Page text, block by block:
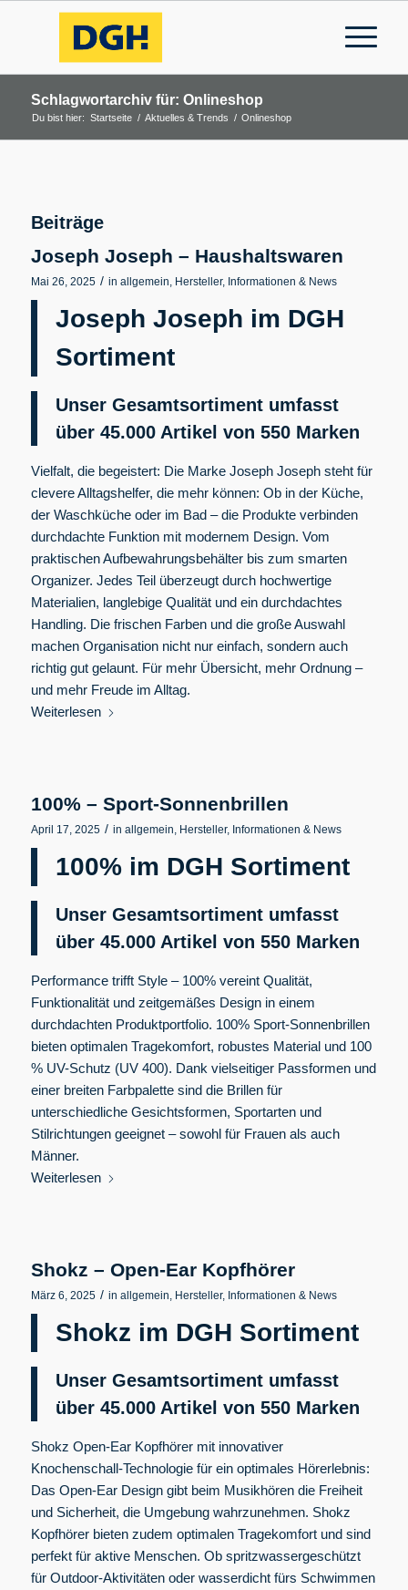
Schlagwortarchiv für: Onlineshop
Du bist hier: Startseite / Aktuelles & Trends / Onlineshop
Beiträge
Joseph Joseph – Haushaltswaren
Mai 26, 2025 / in allgemein, Hersteller, Informationen & News
Joseph Joseph im DGH
Sortiment
Unser Gesamtsortiment umfasst
über 45.000 Artikel von 550 Marken
Vielfalt, die begeistert: Die Marke Joseph Joseph steht für
clevere Alltagshelfer, die mehr können: Ob in der Küche,
der Waschküche oder im Bad – die Produkte verbinden
durchdachte Funktion mit modernem Design. Vom
praktischen Aufbewahrungsbehälter bis zum smarten
Organizer. Jedes Teil überzeugt durch hochwertige
Materialien, langlebige Qualität und ein durchdachtes
Handling. Die frischen Farben und die große Auswahl
machen Organisation nicht nur einfach, sondern auch
richtig gut gelaunt. Für mehr Übersicht, mehr Ordnung –
und mehr Freude im Alltag.
Weiterlesen
100% – Sport-Sonnenbrillen
April 17, 2025 / in allgemein Hersteller, Informationen & News
100% im DGH Sortiment
Unser Gesamtsortiment umfasst
über 45.000 Artikel von 550 Marken
Performance trifft Style – 100% vereint Qualität,
Funktionalität und zeitgemäßes Design in einem
durchdachten Produktportfolio. 100% Sport-Sonnenbrillen
bieten optimalen Tragekomfort, robustes Material und 100
% UV-Schutz (UV 400). Dank vielseitiger Passformen und
einer breiten Farbpalette sind die Brillen für
unterschiedliche Gesichtsformen, Sportarten und
Stilrichtungen geeignet – sowohl für Frauen als auch
Männer.
Weiterlesen
Shokz – Open-Ear Kopfhörer
März 6, 2025 / in allgemein Hersteller, Informationen & News
Shokz im DGH Sortiment
Unser Gesamtsortiment umfasst
über 45.000 Artikel von 550 Marken
Shokz Open-Ear Kopfhörer mit innovativer
Knochenschall-Technologie für ein optimales Hörerlebnis:
Das Open-Ear Design gibt beim Musikhören die Freiheit
und Sicherheit, die Umgebung wahrzunehmen. Shokz
Kopfhörer bieten zudem optimalen Tragekomfort und sind
perfekt für aktive Menschen. Ob spritzwassergeschützt
für Outdoor-Aktivitäten oder wasserdicht fürs Schwimmen